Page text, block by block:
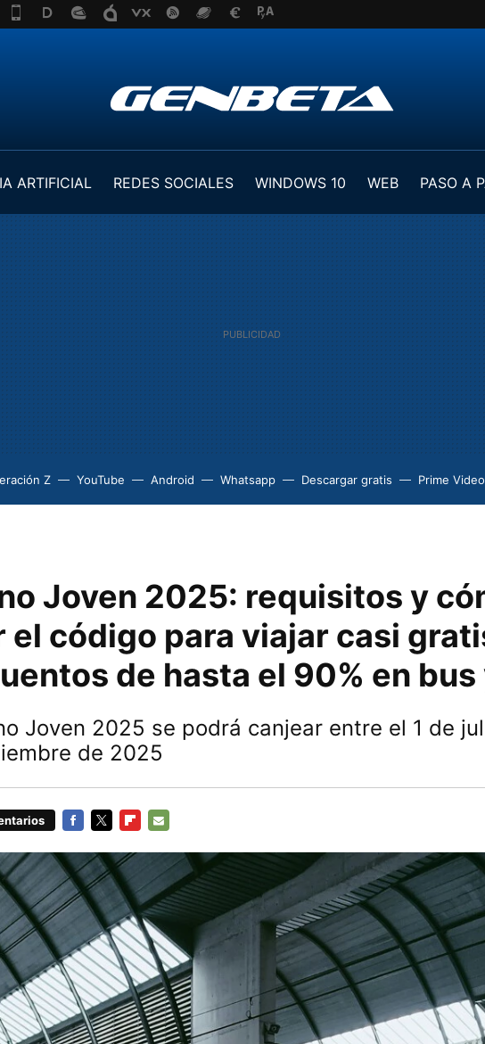
ARTIFICIAL REDES SOCIALES WINDOWS 10 WEB
PASO A
Z YouTube Android Whatsapp Descargar gratis Prime Video
Joven 2025: requisitos y
el código para viajar casi
de hasta el 90% en
Joven 2025 se podrá canjear entre el 1 de
de 2025
MAIL